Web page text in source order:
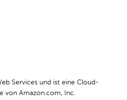
Services und ist eine Cloud-
von Amazon.com, Inc.